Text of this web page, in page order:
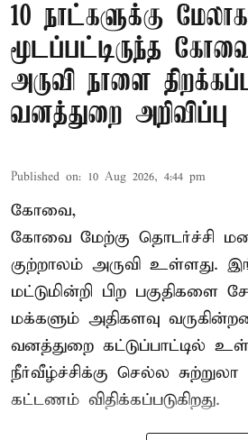
10 நாட்களுக்கு மேலாக
மூடப்பட்டிருந்த
அருவி நாளை
வனத்துறை அறிவிப்பு
Published on: 10 Aug 2026, 4:44 pm
கோவை,
கோவை மேற்கு தொடர்ச்சி
குற்றாலம் அருவி உள்ளது.
மட்டுமின்றி பிற பகுதிகளை
மக்களும் அதிகளவு
வனத்துறை கட்டுப்பாட்டில்
நீர்வீழ்ச்சிக்கு செல்ல
கட்டணம் விதிக்கப்படுகிறது.